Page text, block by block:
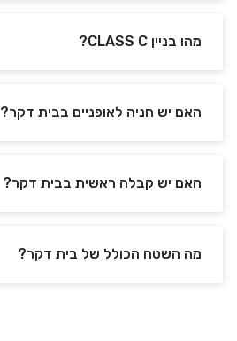
מהו בניין CLASS C?
האם יש חניה לאופניים בבית דקר?
האם יש קבלה ראשית בבית דקר?
מה השטח הכולל של בית דקר?